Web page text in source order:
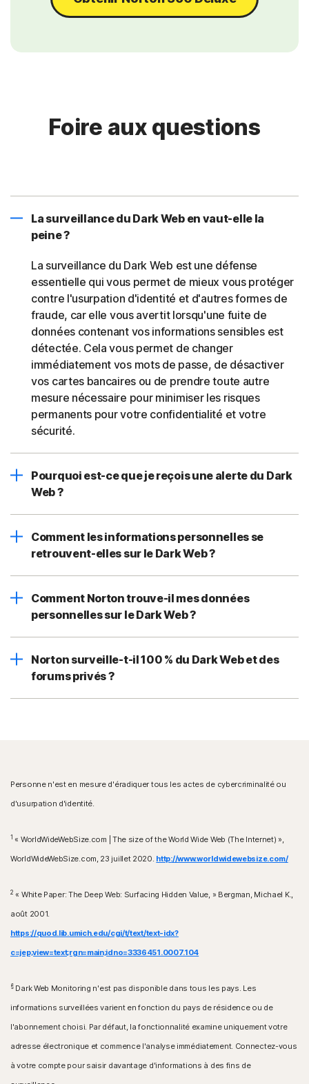
Foire aux questions
La surveillance du Dark Web en vaut-elle la
peine ?
La surveillance du Dark Web est une défense
essentielle qui vous permet de mieux vous protéger
contre l'usurpation d'identité et d'autres formes de
fraude, car elle vous avertit lorsqu'une fuite de
données contenant vos informations sensibles est
détectée. Cela vous permet de changer
immédiatement vos mots de passe, de désactiver
vos cartes bancaires ou de prendre toute autre
mesure nécessaire pour minimiser les risques
permanents pour votre confidentialité et votre
sécurité.
Pourquoi est-ce que je reçois une alerte du Dark
Web ?
Comment les informations personnelles se
retrouvent-elles sur le Dark Web ?
Comment Norton trouve-il mes données
personnelles sur le Dark Web ?
Norton surveille-t-il 100 % du Dark Web et des
forums privés ?
Personne n'est en mesure d'éradiquer tous les actes de cybercriminalité ou
d'usurpation d'identité.
1 « WorldWideWebSize.com | The size of the World Wide Web (The Internet) »,
WorldWideWebSize.com, 23 juillet 2020. http://www.worldwidewebsize.com/
2 « White Paper: The Deep Web: Surfacing Hidden Value, » Bergman, Michael K.,
août 2001.
https://quod.lib.umich.edu/cgi/t/text/text-idx?
c=jep;view=text;rgn=main;idno=3336451.0007.104
§Dark Web Monitoring n'est pas disponible dans tous les pays. Les
informations surveillées varient en fonction du pays de résidence ou de
l'abonnement choisi. Par défaut, la fonctionnalité examine uniquement votre
adresse électronique et commence l'analyse immédiatement. Connectez-vous
à votre compte pour saisir davantage d'informations à des fins de